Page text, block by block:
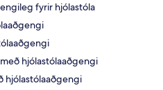
fyrir hjólastóla
hjólastólaaðgengi
hjólastólaaðgengi